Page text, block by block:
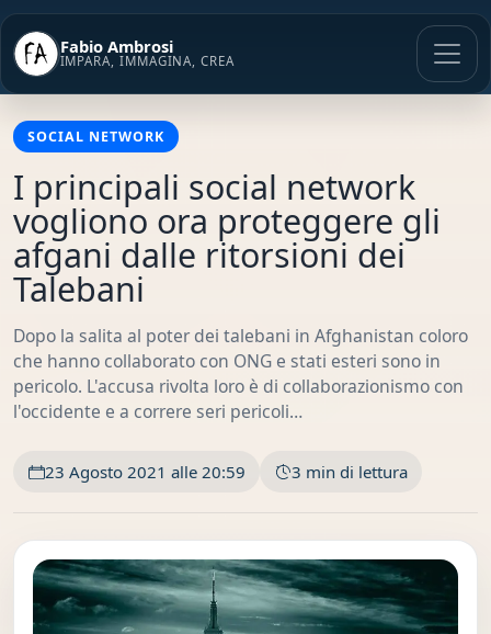
Vai
contenuto
Fabio Ambrosi
IMPARA, IMMAGINA, CREA
SOCIAL NETWORK
I principali social network
vogliono ora proteggere gli
afgani dalle ritorsioni dei
Talebani
Dopo la salita al poter dei talebani in Afghanistan coloro
che hanno collaborato con ONG e stati esteri sono in
pericolo. L'accusa rivolta loro è di collaborazionismo con
l'occidente e a correre seri pericoli…
23 Agosto 2021 alle 20:59 3 min di lettura